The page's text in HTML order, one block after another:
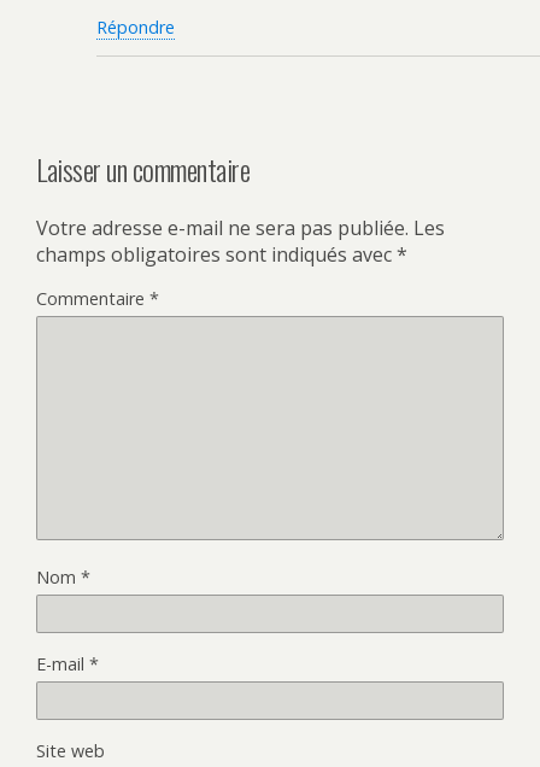
Répondre
Laisser un commentaire
Votre adresse e-mail ne sera pas publiée. Les
champs obligatoires sont indiqués avec*
Commentaire *
Nom *
E-mail *
Site web